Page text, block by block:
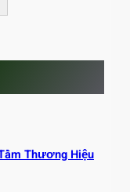
Thương Hiệu